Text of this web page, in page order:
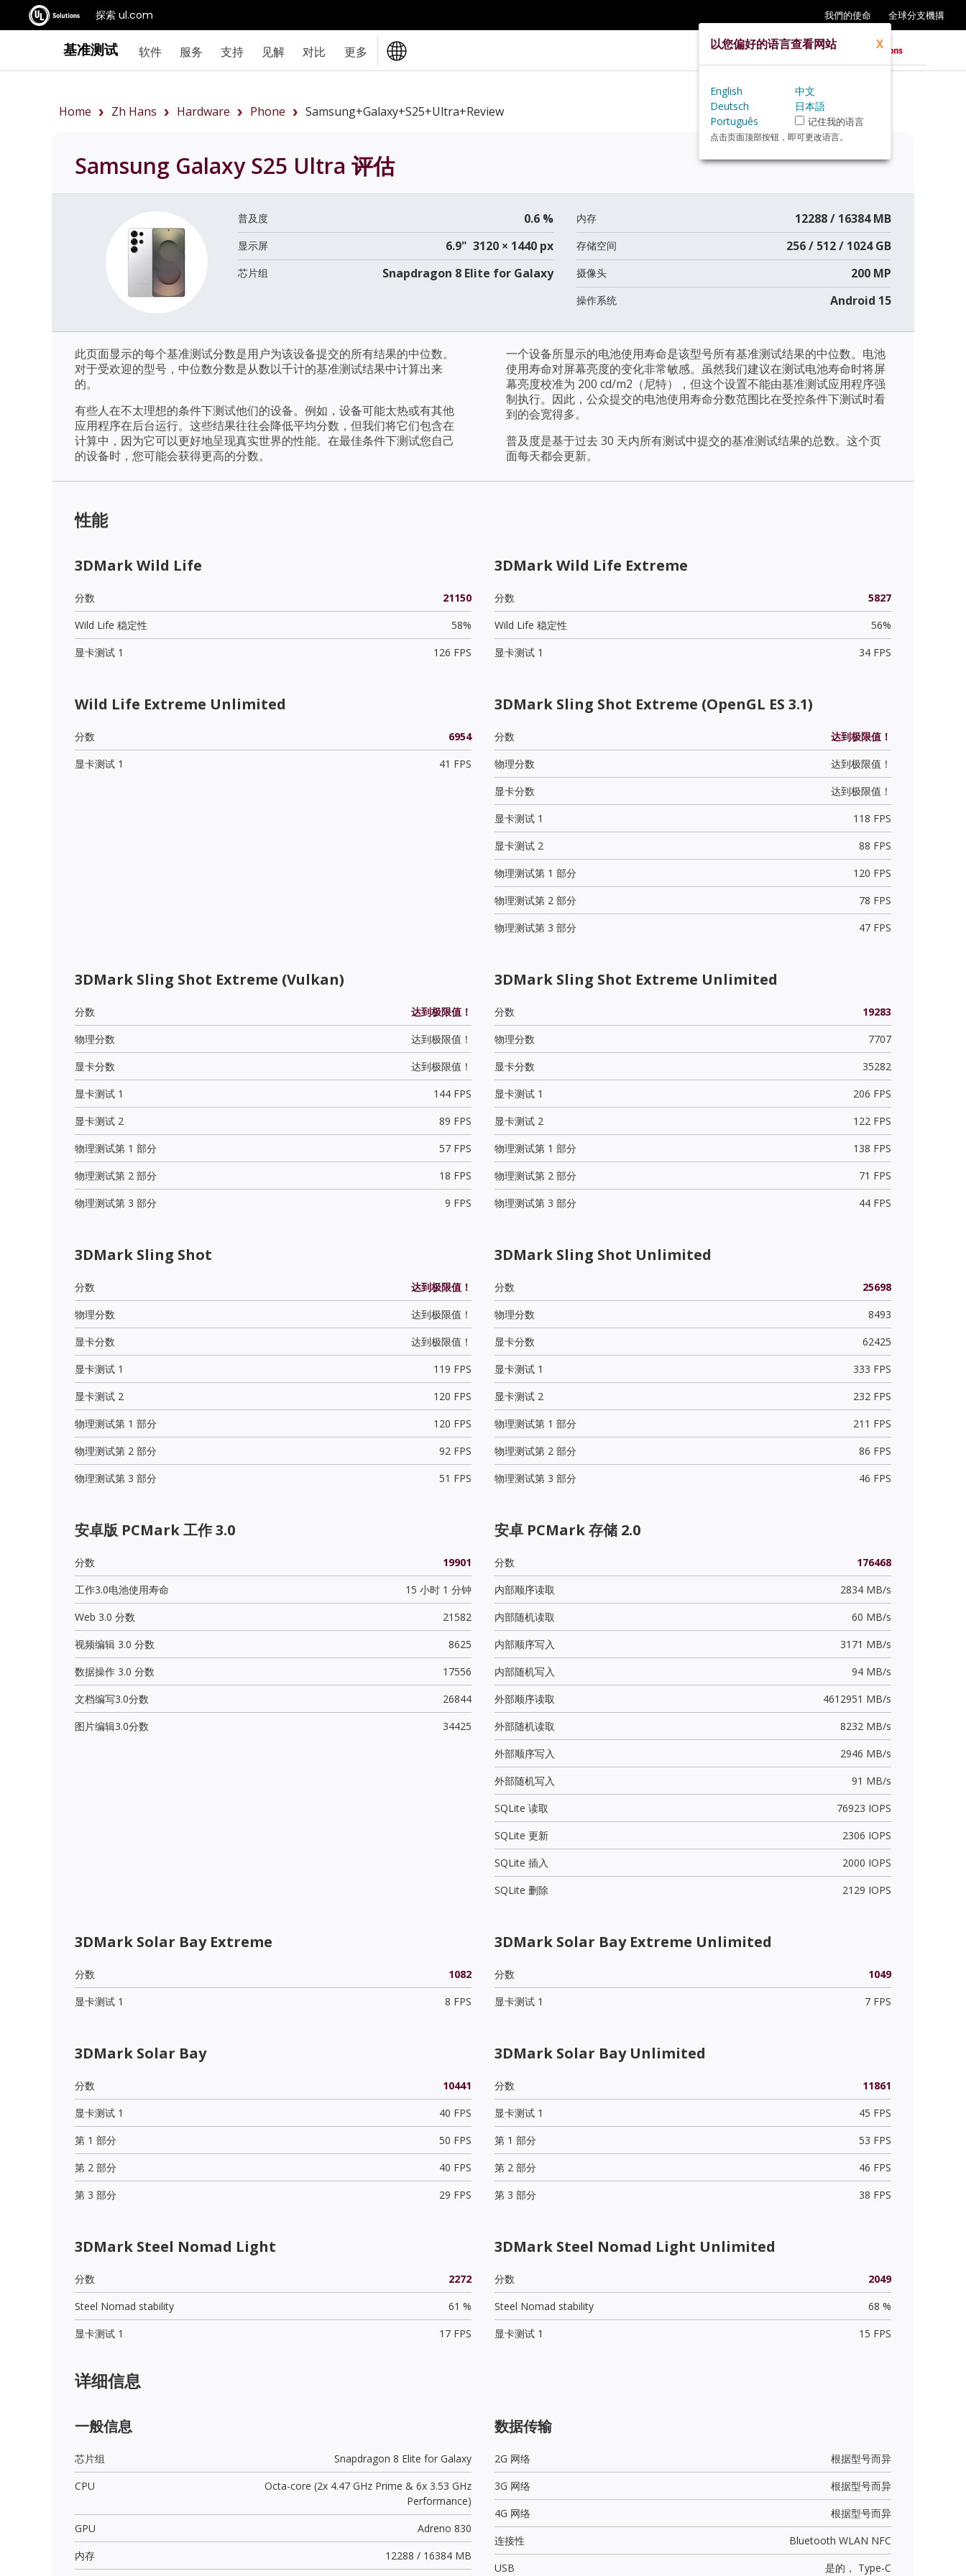
探索 ul.com 我們的使命 全球分支機搆
基准测试 软件 服务 支持 见解 对比 更多
Home Zh Hans Hardware Phone Samsung+Galaxy+S25+Ultra+review
Samsung Galaxy S25 Ultra 评估
普及度 0.6 %
显示屏 6.9" 3120 × 1440 px
芯片组 Snapdragon 8 Elite for Galaxy
内存 12288 / 16384 MB
存储空间 256 / 512 / 1024 GB
摄像头 200 MP
操作系统 Android 15
此页面显示的每个基准测试分数是用户为该设备提交的所有结果的中位数。
对于受欢迎的型号，中位数分数是从数以千计的基准测试结果中计算出来
的。
有些人在不太理想的条件下测试他们的设备。例如，设备可能太热或有其他
应用程序在后台运行。这些结果往往会降低平均分数，但我们将它们包含在
计算中，因为它可以更好地呈现真实世界的性能。在最佳条件下测试您自己
的设备时，您可能会获得更高的分数。
一个设备所显示的电池使用寿命是该型号所有基准测试结果的中位数。电池
使用寿命对屏幕亮度的变化非常敏感。虽然我们建议在测试电池寿命时将屏
幕亮度校准为 200 cd/m2（尼特），但这个设置不能由基准测试应用程序强
制执行。因此，公众提交的电池使用寿命分数范围比在受控条件下测试时看
到的会宽得多。
普及度是基于过去 30 天内所有测试中提交的基准测试结果的总数。这个页
面每天都会更新。
性能
3DMark Wild Life
分数
21150
Wild Life 稳定性
58%
显卡测试 1
126 FPS
3DMark Wild Life Extreme
分数
5827
Wild Life 稳定性
56%
显卡测试 1
34 FPS
Wild Life Extreme Unlimited
分数
6954
显卡测试 1
41 FPS
3DMark Sling Shot Extreme (OpenGL ES 3.1)
分数
达到极限值！
物理分数
达到极限值！
显卡分数
达到极限值！
显卡测试 1
118 FPS
显卡测试 2
88 FPS
物理测试第 1 部分
120 FPS
物理测试第 2 部分
78 FPS
物理测试第 3 部分
47 FPS
3DMark Sling Shot Extreme (Vulkan)
分数
达到极限值！
物理分数
达到极限值！
显卡分数
达到极限值！
显卡测试 1
144 FPS
显卡测试 2
89 FPS
物理测试第 1 部分
57 FPS
物理测试第 2 部分
18 FPS
物理测试第 3 部分
9 FPS
3DMark Sling Shot Extreme Unlimited
分数
19283
物理分数
7707
显卡分数
35282
显卡测试 1
206 FPS
显卡测试 2
122 FPS
物理测试第 1 部分
138 FPS
物理测试第 2 部分
71 FPS
物理测试第 3 部分
44 FPS
3DMark Sling Shot
分数
达到极限值！
物理分数
达到极限值！
显卡分数
达到极限值！
显卡测试 1
119 FPS
显卡测试 2
120 FPS
物理测试第 1 部分
120 FPS
物理测试第 2 部分
92 FPS
物理测试第 3 部分
51 FPS
3DMark Sling Shot Unlimited
分数
25698
物理分数
8493
显卡分数
62425
显卡测试 1
333 FPS
显卡测试 2
232 FPS
物理测试第 1 部分
211 FPS
物理测试第 2 部分
86 FPS
物理测试第 3 部分
46 FPS
安卓版 PCMark 工作 3.0
分数
19901
工作3.0电池使用寿命
15 小时 1 分钟
Web 3.0 分数
21582
视频编辑 3.0 分数
8625
数据操作 3.0 分数
17556
文档编写3.0分数
26844
图片编辑3.0分数
34425
安卓 PCMark 存储 2.0
分数
176468
内部顺序读取
2834 MB/s
内部随机读取
60 MB/s
内部顺序写入
3171 MB/s
内部随机写入
94 MB/s
外部顺序读取
4612951 MB/s
外部随机读取
8232 MB/s
外部顺序写入
2946 MB/s
外部随机写入
91 MB/s
SQLite 读取
76923 IOPS
SQLite 更新
2306 IOPS
SQLite 插入
2000 IOPS
SQLite 删除
2129 IOPS
3DMark Solar Bay Extreme
分数
1082
显卡测试 1
8 FPS
3DMark Solar Bay Extreme Unlimited
分数
1049
显卡测试 1
7 FPS
3DMark Solar Bay
分数
10441
显卡测试 1
40 FPS
第 1 部分
50 FPS
第 2 部分
40 FPS
第 3 部分
29 FPS
3DMark Solar Bay Unlimited
分数
11861
显卡测试 1
45 FPS
第 1 部分
53 FPS
第 2 部分
46 FPS
第 3 部分
38 FPS
3DMark Steel Nomad Light
分数
2272
Steel Nomad stability
61 %
显卡测试 1
17 FPS
3DMark Steel Nomad Light Unlimited
分数
2049
Steel Nomad stability
68 %
显卡测试 1
15 FPS
详细信息
一般信息
芯片组
Snapdragon 8 Elite for Galaxy
CPU
Octa-core (2x 4.47 GHz Prime & 6x 3.53 GHz
Performance)
GPU
Adreno 830
内存
12288 / 16384 MB
数据传输
2G 网络
根据型号而异
3G 网络
根据型号而异
4G 网络
根据型号而异
连接性
Bluetooth WLAN NFC
USB
是的， Type-C
以您偏好的语言查看网站 X
English
中文
Deutsch
日本語
Português
记住我的语言
点击页面顶部按钮，即可更改语言。